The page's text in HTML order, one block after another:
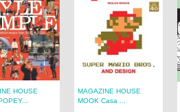
HOUSE
MAGAZINE HOUSE
MOOK Casa ...